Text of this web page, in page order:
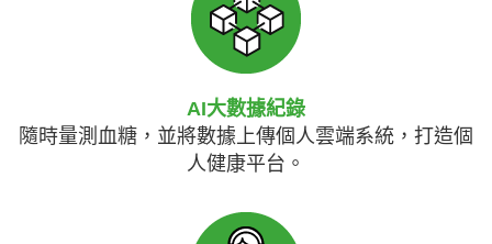
AI大數據紀錄
隨時量測血糖，並將數據上傳個人雲端系統，打造個
人健康平台。